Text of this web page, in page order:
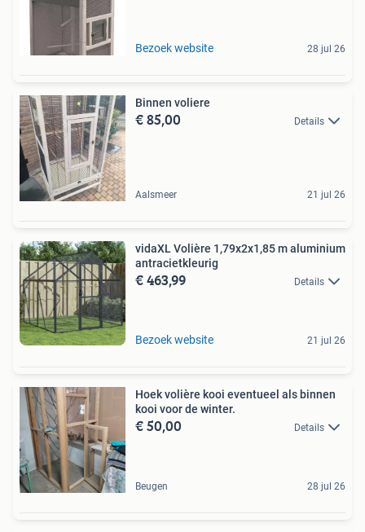
Bezoek website 28 jul 26
Binnen voliere
€ 85,00 Details
Aalsmeer 21 jul 26
vidaXL Volière 1,79x2x1,85 m aluminium
antracietkleurig
€ 463,99 Details
Bezoek website 21 jul 26
Hoek volière kooi eventueel als binnen
kooi voor de winter.
€ 50,00 Details
Beugen 28 jul 26